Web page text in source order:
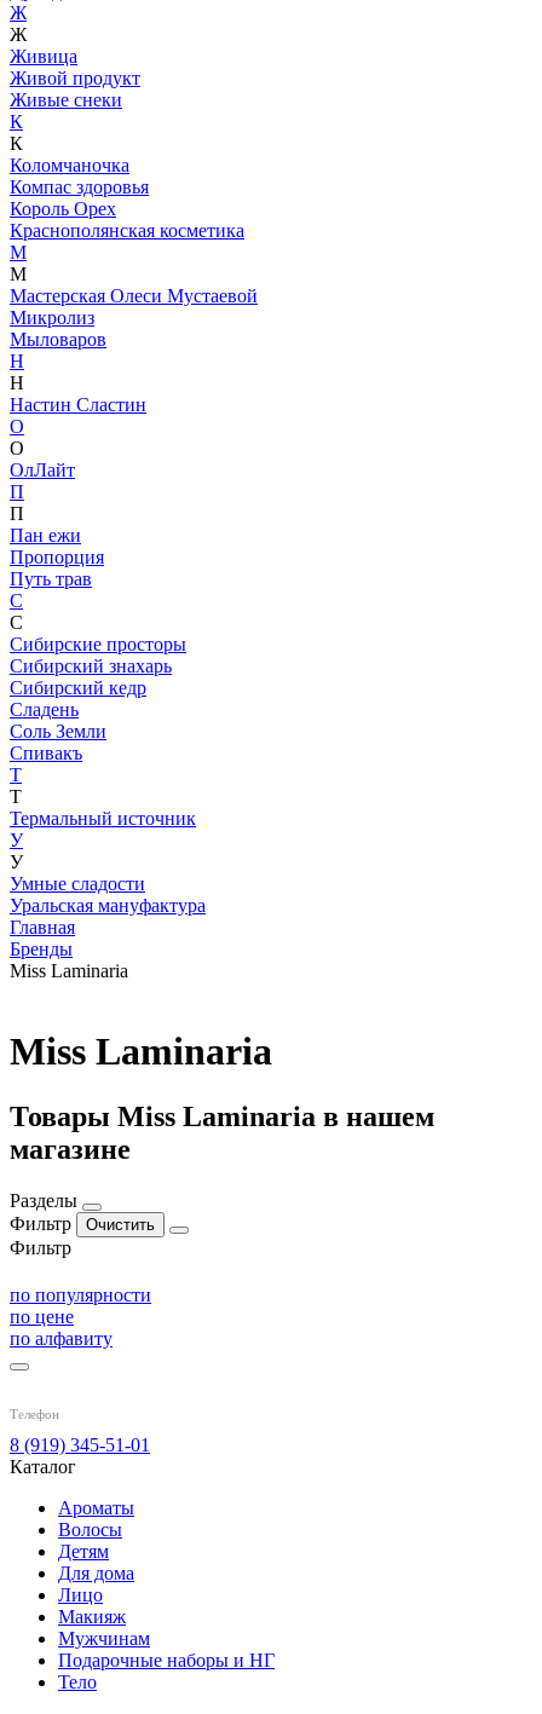
Ж
Ж
Живица
Живой продукт
Живые снеки
К
К
Коломчаночка
Компас здоровья
Король Орех
Краснополянская косметика
М
М
Мастерская Олеси Мустаевой
Микролиз
Мыловаров
Н
Н
Настин Сластин
О
О
ОлЛайт
П
П
Пан ежи
Пропорция
Путь трав
С
С
Сибирские просторы
Сибирский знахарь
Сибирский кедр
Сладень
Соль Земли
Спивакъ
Т
Т
Термальный источник
У
У
Умные сладости
Уральская мануфактура
Главная
Бренды
Miss Laminaria
Miss Laminaria
Товары Miss Laminaria в нашем
магазине
Разделы
Фильтр
Фильтр
по популярности
по цене
по алфавиту
Телефон
8 (919) 345-51-01
Каталог
Ароматы
Волосы
Детям
Для дома
Лицо
Макияж
Мужчинам
Подарочные наборы и НГ
Тело